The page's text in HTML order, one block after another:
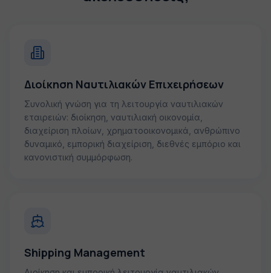
Διοίκηση Ναυτιλιακών Επιχειρήσεων
Συνολική γνώση για τη λειτουργία ναυτιλιακών
εταιρειών: διοίκηση, ναυτιλιακή οικονομία,
διαχείριση πλοίων, χρηματοοικονομικά, ανθρώπινο
δυναμικό, εμπορική διαχείριση, διεθνές εμπόριο και
κανονιστική συμμόρφωση.
Shipping Management